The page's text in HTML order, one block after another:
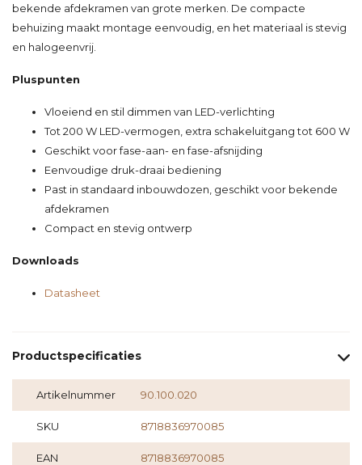
bekende afdekramen van grote merken. De compacte
behuizing maakt montage eenvoudig, en het materiaal is stevig
en halogeenvrij.
Pluspunten
Vloeiend en stil dimmen van LED-verlichting
Tot 200 W LED-vermogen, extra schakeluitgang tot 600 W
Geschikt voor fase-aan- en fase-afsnijding
Eenvoudige druk-draai bediening
Past in standaard inbouwdozen, geschikt voor bekende
afdekramen
Compact en stevig ontwerp
Downloads
Datasheet
Productspecificaties
Artikelnummer 90.100.020
SKU 8718836970085
EAN 8718836970085